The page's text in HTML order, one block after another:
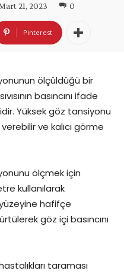
21, 2023 0
Pinterest
ölçüldüğü bir
basıncını ifade
Yüksek göz tansiyonu
ve kalıcı görme
ölçmek için
kullanılarak
hafifçe
göz içi basıncını
taraması